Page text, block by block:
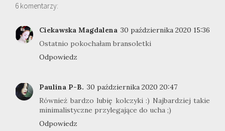
6 komentarzy:
Ciekawska Magdalena 30 października 2020 15:36
Ostatnio pokochałam bransoletki
Odpowiedz
Paulina P-B. 30 października 2020 20:47
Również bardzo lubię kolczyki :) Najbardziej takie
minimalistyczne przylegające do ucha ;)
Odpowiedz